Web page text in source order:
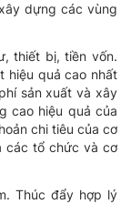
dựng các vùng
thiết bị, tiền vốn.
hiệu quả cao nhất
sản xuất và xây
cao hiệu quả của
chi tiêu của cơ
các tổ chức và cơ
Thúc đẩy hợp lý